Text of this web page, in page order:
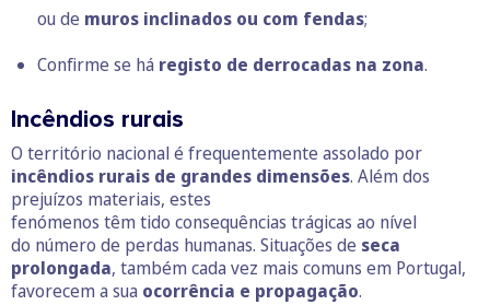
ou de muros inclinados ou com fendas;
Confirme se há registo de derrocadas na zona.
Incêndios rurais
O território nacional é frequentemente assolado por
incêndios rurais de grandes dimensões. Além dos
prejuízos materiais, estes
fenómenos têm tido consequências trágicas ao nível
do número de perdas humanas. Situações de seca
prolongada, também cada vez mais comuns em Portugal,
favorecem a sua ocorrência e propagação.